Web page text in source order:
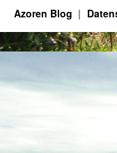
Azoren Blog